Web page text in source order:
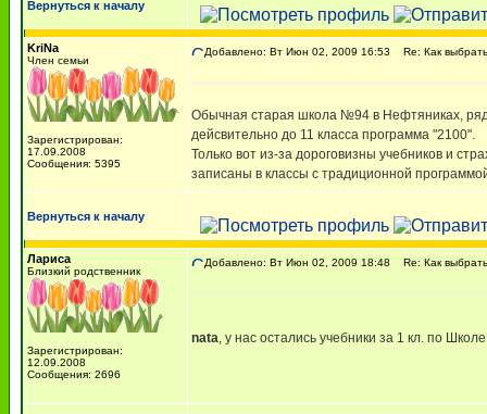
Вернуться к началу
KriNa
Член семьи
Зарегистрирован:
17.09.2008
Сообщения: 5395
Добавлено: Вт Июн 02, 2009 16:53 Re: Как
Обычная старая школа №94 в Нефтяниках,
дейсвительно до 11 класса программа "2100".
Только вот из-за дороговизны учебников и
записаны в классы с традиционной
Вернуться к началу
Лариса
Близкий родственник
Зарегистрирован:
12.09.2008
Сообщения: 2696
Добавлено: Вт Июн 02, 2009 18:48 Re: Как
nata, у нас остались учебники за 1 кл. по